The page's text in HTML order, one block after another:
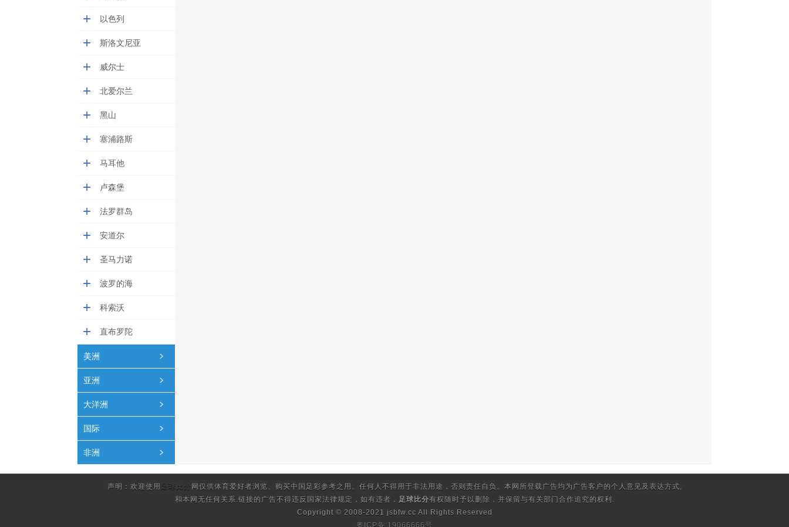
以色列
斯洛文尼亚
威尔士
北爱尔兰
黑山
塞浦路斯
马耳他
卢森堡
法罗群岛
安道尔
圣马力诺
波罗的海
科索沃
直布罗陀
美洲
亚洲
大洋洲
国际
非洲
声明：欢迎使用 足球比分 网仅供体育爱好者浏览、购买中国足彩参考之用。任何人不得用于非法用途，否则责任自负。本网所登载广告均为广告客户的个人意见及表达方式,
和本网无任何关系.链接的广告不得违反国家法律规定，如有违者， 足球比分有权随时予以删除，并保留与有关部门合作追究的权利.
Copyright © 2008-2021 jsbfw.cc All Rights Reserved
粤ICP备:19066666号